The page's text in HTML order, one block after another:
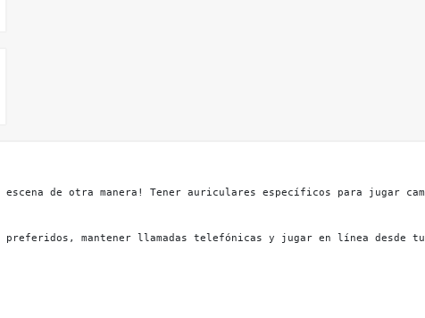
de otra manera! Tener auriculares específicos para jugar
preferidos, mantener llamadas telefónicas y jugar en línea desde